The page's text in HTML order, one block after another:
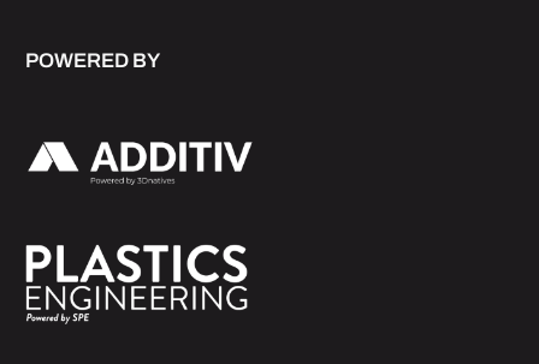
POWERED BY